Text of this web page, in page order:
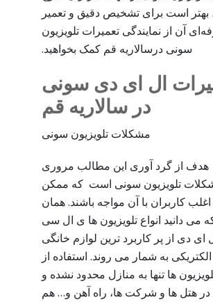
است برای تشخیص دقیق و تعمیر
آن از نمایندگی تعمیرات تلویزیون
سونی درسالاریه قم کمک بخواهید.
ال ای دی سونی
در سالاریه قم
مشکلات تلویزیون سونی
هدف از گرد آوری این مطالب مروری
تلویزیون سونی است که ممکن
کاربران با آن مواجه باشند. همان
می دانید انواع تلویزیون ها ی ال سی
ای دی از پر کاربرد ترین لوازم خانگی
الکتریکی به شمار می روند. استفاده از
ها تنها به منازل محدود نشده و
در هتل ها و شرکت ها، راه آهن و… هم